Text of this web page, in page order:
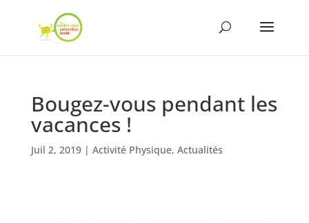
Bougez-vous pendant les
vacances !
Juil 2, 2019| Activité Physique, Actualités